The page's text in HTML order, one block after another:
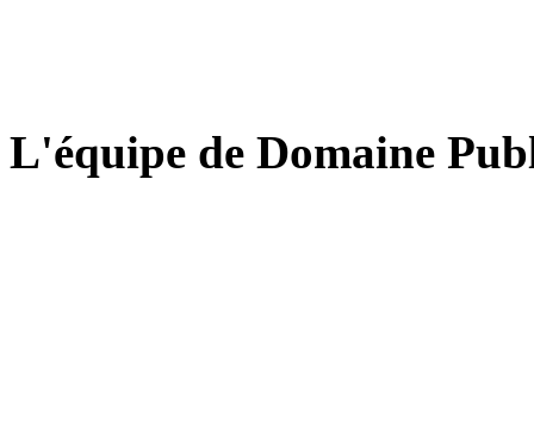
L'équipe de Domaine